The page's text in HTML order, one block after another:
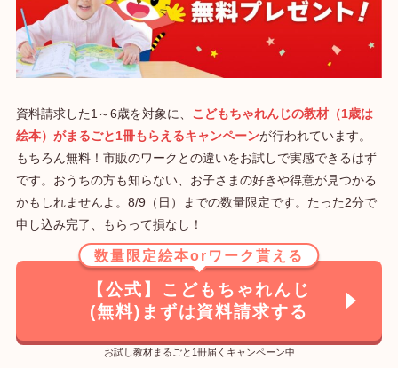
資料請求した1～6歳を対象に、 こどもちゃれんじの教材（1歳は
絵本）がまるごと1冊もらえるキャンペーンが行われています。
もちろん無料！市販のワークとの違いをお試しで実感できるはず
です。おうちの方も知らない、お子さまの好きや得意が見つかる
かもしれませんよ。8/9（日）までの数量限定です。たった2分で
申し込み完了、もらって損なし！
数量限定絵本orワーク貰える
【公式】こどもちゃれんじ
(無料)まずは資料請求する
お試し教材まるごと1冊届くキャンペーン中